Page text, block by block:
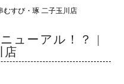
むすび・琢 二子玉川店
ューアル！？ |
店